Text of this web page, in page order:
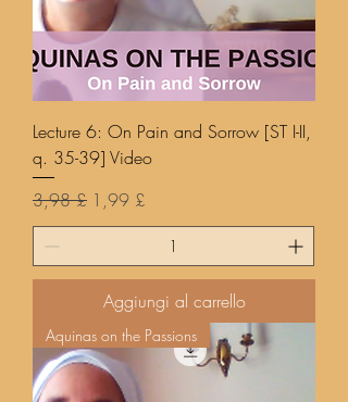
Lecture 6: On Pain and Sorrow [ST I-II,
q. 35-39] Video
Prezzo regolare
3,98 £ Prezzo scontato
1,99 £
Aggiungi al carrello
Aquinas on the Passions